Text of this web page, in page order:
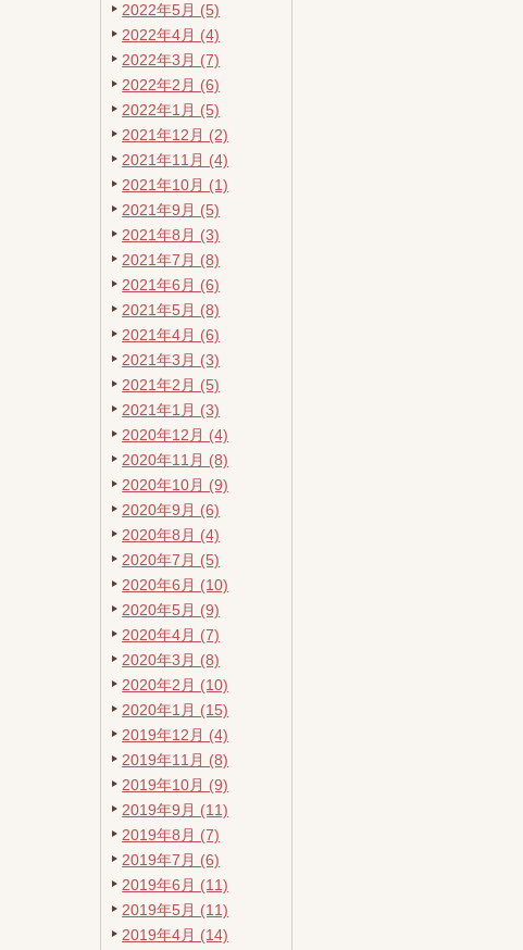
2022年5月 (5)
2022年4月 (4)
2022年3月 (7)
2022年2月 (6)
2022年1月 (5)
2021年12月 (2)
2021年11月 (4)
2021年10月 (1)
2021年9月 (5)
2021年8月 (3)
2021年7月 (8)
2021年6月 (6)
2021年5月 (8)
2021年4月 (6)
2021年3月 (3)
2021年2月 (5)
2021年1月 (3)
2020年12月 (4)
2020年11月 (8)
2020年10月 (9)
2020年9月 (6)
2020年8月 (4)
2020年7月 (5)
2020年6月 (10)
2020年5月 (9)
2020年4月 (7)
2020年3月 (8)
2020年2月 (10)
2020年1月 (15)
2019年12月 (4)
2019年11月 (8)
2019年10月 (9)
2019年9月 (11)
2019年8月 (7)
2019年7月 (6)
2019年6月 (11)
2019年5月 (11)
2019年4月 (14)